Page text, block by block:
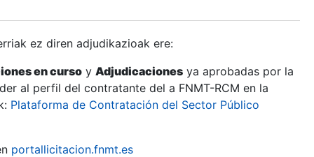
ez diren adjudikazioak ere:
en curso y Adjudicaciones ya aprobadas por la
al perfil del contratante del a FNMT-RCM en la
Plataforma de Contratación del Sector Público
portallicitacion.fnmt.es